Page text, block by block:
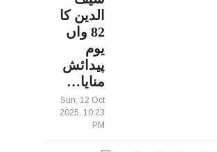
الدین کا
82 واں
یوم
پیدائش
منایا…
Sun, 12 Oct
2025, 10:23
PM